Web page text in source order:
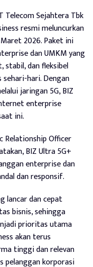
Telecom Sejahtera Tbk
resmi meluncurkan
2026. Paket ini
dan UMKM yang
stabil, dan fleksibel
sehari-hari. Dengan
jaringan 5G, BIZ
enterprise
ini.
Officer
BIZ Ultra 5G+
enterprise dan
dan responsif.
lancar dan cepat
bisnis, sehingga
prioritas utama
akan terus
tinggi dan relevan
pelanggan korporasi